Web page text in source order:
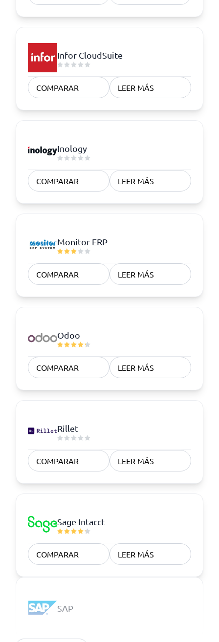
Infor CloudSuite
COMPARAR LEER MÁS
Inology
COMPARAR LEER MÁS
Monitor ERP
COMPARAR LEER MÁS
Odoo
COMPARAR LEER MÁS
Rillet
COMPARAR LEER MÁS
Sage Intacct
COMPARAR LEER MÁS
SAP